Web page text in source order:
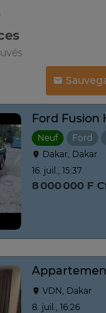
Ford Fusion
Neuf Ford
Dakar, Dakar
16. juil., 15:37
8 000 000 F
VDN, Dakar
8. juil., 16:26